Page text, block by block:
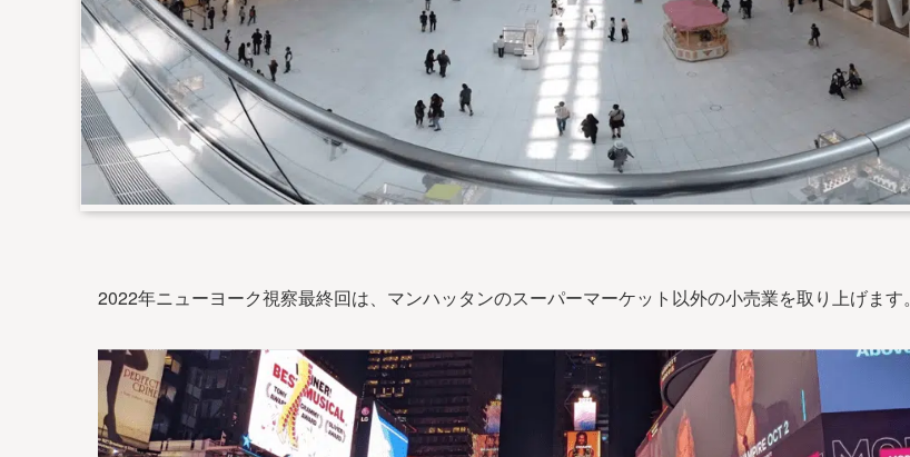
2022年ニューヨーク視察最終回は、マンハッタンのスーパーマーケット以外の小売業を取り上げます。